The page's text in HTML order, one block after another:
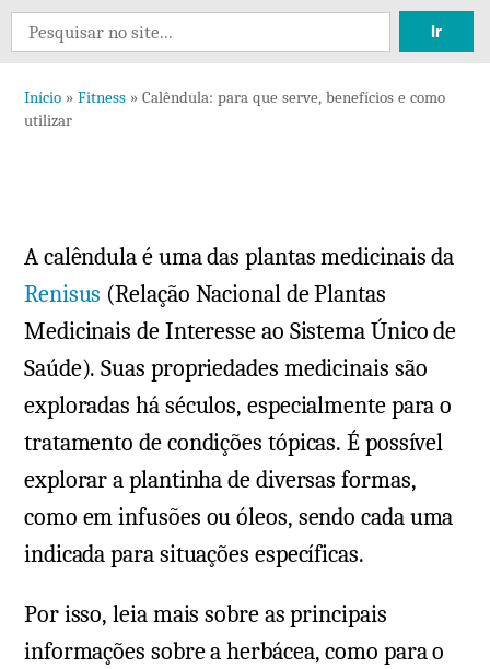
Search
for:
Início » Fitness » Calêndula: para que serve, benefícios e como
utilizar
A calêndula é uma das plantas medicinais da
Renisus (Relação Nacional de Plantas
Medicinais de Interesse ao Sistema Único de
Saúde). Suas propriedades medicinais são
exploradas há séculos, especialmente para o
tratamento de condições tópicas. É possível
explorar a plantinha de diversas formas,
como em infusões ou óleos, sendo cada uma
indicada para situações específicas.
Por isso, leia mais sobre as principais
informações sobre a herbácea, como para o